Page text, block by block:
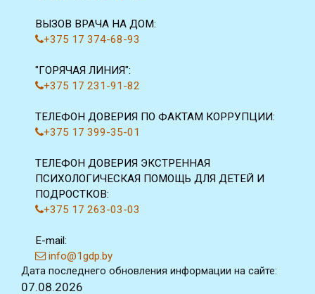
ВЫЗОВ ВРАЧА НА ДОМ:
+375 17 374-68-93
"ГОРЯЧАЯ ЛИНИЯ":
+375 17 231-91-82
ТЕЛЕФОН ДОВЕРИЯ ПО ФАКТАМ КОРРУПЦИИ:
+375 17 399-35-01
ТЕЛЕФОН ДОВЕРИЯ ЭКСТРЕННАЯ
ПСИХОЛОГИЧЕСКАЯ ПОМОЩЬ ДЛЯ ДЕТЕЙ И
ПОДРОСТКОВ:
+375 17 263-03-03
E-mail:
info@1gdp.by
Дата последнего обновления информации на сайте:
07.08.2026